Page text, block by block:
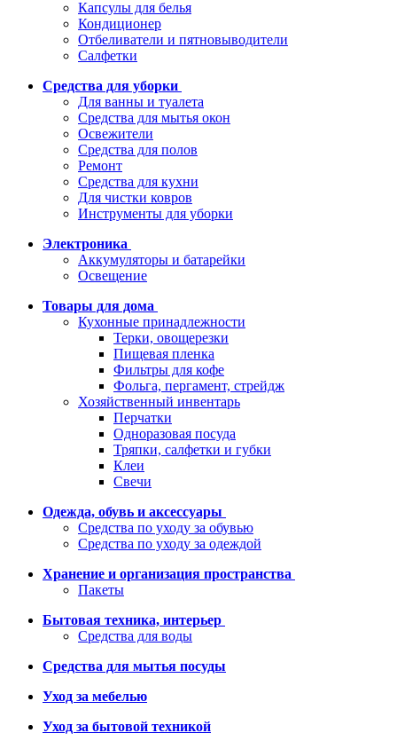
Капсулы для белья
Кондиционер
Отбеливатели и пятновыводители
Салфетки
Средства для уборки
Для ванны и туалета
Средства для мытья окон
Освежители
Средства для полов
Ремонт
Средства для кухни
Для чистки ковров
Инструменты для уборки
Электроника
Аккумуляторы и батарейки
Освещение
Товары для дома
Кухонные принадлежности
Терки, овощерезки
Пищевая пленка
Фильтры для кофе
Фольга, пергамент, стрейдж
Хозяйственный инвентарь
Перчатки
Одноразовая посуда
Тряпки, салфетки и губки
Клеи
Свечи
Одежда, обувь и аксессуары
Средства по уходу за обувью
Средства по уходу за одеждой
Хранение и организация пространства
Пакеты
Бытовая техника, интерьер
Средства для воды
Средства для мытья посуды
Уход за мебелью
Уход за бытовой техникой